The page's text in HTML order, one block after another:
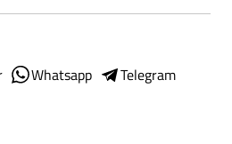
Whatsapp
Telegram